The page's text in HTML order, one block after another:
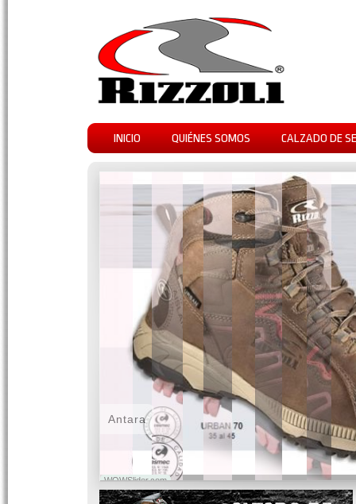
INICIO QUIÉNES SOMOS CALZADO DE
WOWSlider.com
Antara